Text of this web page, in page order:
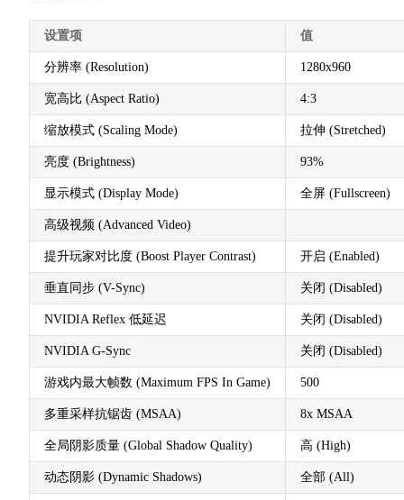
设置项 值
分辨率 (Resolution) 1280x960
宽高比 (Aspect Ratio) 4:3
缩放模式 (Scaling Mode) 拉伸 (Stretched)
亮度 (Brightness) 93%
显示模式 (Display Mode) 全屏 (Fullscreen)
高级视频 (Advanced Video)
提升玩家对比度 (Boost Player Contrast) 开启 (Enabled)
垂直同步 (V-Sync) 关闭 (Disabled)
NVIDIA Reflex 低延迟 关闭 (Disabled)
NVIDIA G-Sync 关闭 (Disabled)
游戏内最大帧数 (Maximum FPS In Game) 500
多重采样抗锯齿 (MSAA) 8x MSAA
全局阴影质量 (Global Shadow Quality) 高 (High)
动态阴影 (Dynamic Shadows) 全部 (All)